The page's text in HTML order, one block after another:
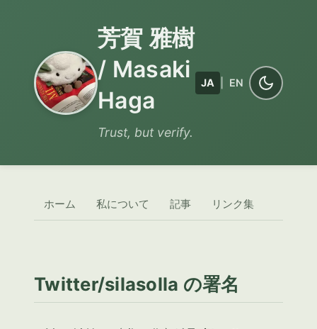
芳賀 雅樹
/ Masaki
Haga
Trust, but verify.
JA EN
ホーム 私について 記事 リンク集
Twitter/silasolla の署名